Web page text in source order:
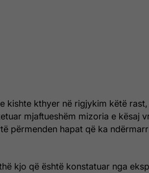
kishte kthyer në rigjykim këtë
mjaftueshëm mizoria e kësaj
përmenden hapat që ka
kjo që është konstatuar nga